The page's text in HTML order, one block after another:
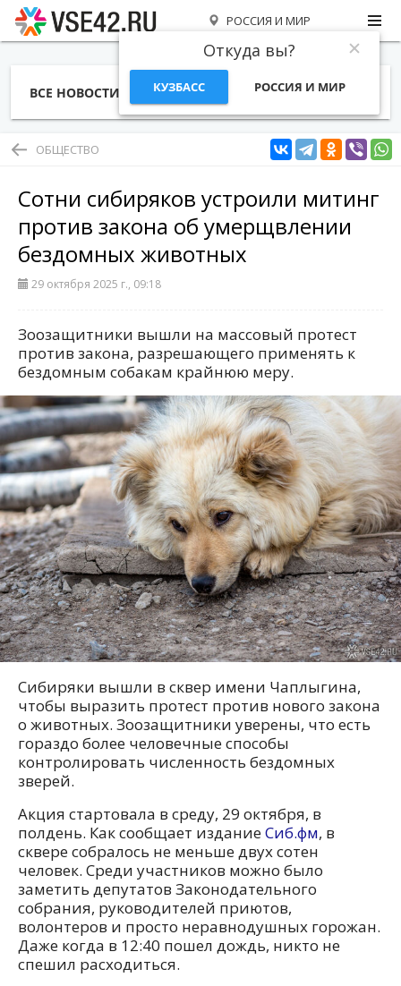
РОССИЯ И МИР
Откуда вы?
КУЗБАСС РОССИЯ И МИР
ВСЕ НОВОСТИ СТАТЬИ ТЕМЫ ФОТО
ОБЩЕСТВО
Сотни сибиряков устроили митинг
против закона об умерщвлении
бездомных животных
29 октября 2025 г., 09:18
Зоозащитники вышли на массовый протест
против закона, разрешающего применять к
бездомным собакам крайнюю меру.
Сибиряки вышли в сквер имени Чаплыгина,
чтобы выразить протест против нового закона
о животных. Зоозащитники уверены, что есть
гораздо более человечные способы
контролировать численность бездомных
зверей.
Акция стартовала в среду, 29 октября, в
полдень. Как сообщает изданиеСиб.фм, в
сквере собралось не меньше двух сотен
человек. Среди участников можно было
заметить депутатов Законодательного
собрания, руководителей приютов,
волонтеров и просто неравнодушных горожан.
Даже когда в 12:40 пошел дождь, никто не
спешил расходиться.